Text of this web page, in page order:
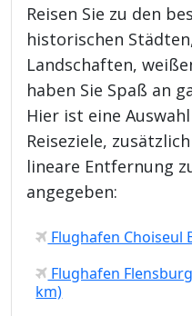
Reisen Sie zu den
historischen
Landschaften,
haben Sie Spaß an
Hier ist eine
Reiseziele,
lineare Entfernung
angegeben:
Flughafen Choiseul
Flughafen
km)